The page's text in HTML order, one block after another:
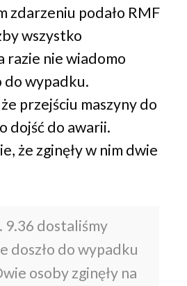
zdarzeniu podało RMF
wszystko
razie nie wiadomo
do wypadku.
przejściu maszyny do
dojść do awarii.
że zginęły w nim dwie
9.36 dostaliśmy
doszło do wypadku
osoby zginęły na